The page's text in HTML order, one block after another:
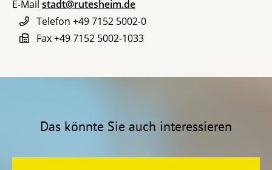
E-Mail stadt@rutesheim.de
Telefon +49 7152 5002-0
Fax+49 7152 5002-1033
Das könnte Sie auch interessieren